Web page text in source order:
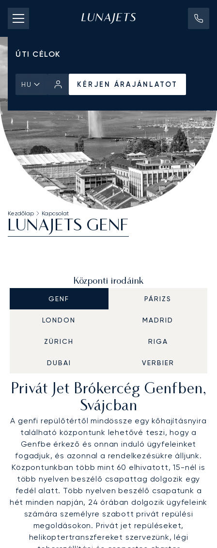
CHARTER ÁRAK
MAGÁNREPÜLŐGÉPEK
ÚTI CÉLOK
HU KÉRJEN ÁRAJÁNLATOT
Kezdőlap Kapcsolat
LUNAJETS GENF
Központi irodáink
GENF PÁRIZS
LONDON MADRID
ZÜRICH RIGA
DUBAI VERBIER
Privát Jet Brókercég Genfben,
Svájcban
A genfi repülőtértől mindössze egy kőhajításnyira
található központunk lehetővé teszi, hogy a
Genfbe érkező és onnan induló ügyfeleinket
fogadjuk, és azonnal a rendelkezésükre álljunk.
Központunkban több mint 60 elhivatott, 15-nél is
több nyelven beszélő csapattag dolgozik egy
fedél alatt. Több nyelven beszélő csapatunk a
hét minden napján, 24 órában dolgozik ügyfeleink
számára személyre szabott privát repülési
megoldásokon. Privát jet repüléseket,
helikoptertranszfereket szervezünk, légi